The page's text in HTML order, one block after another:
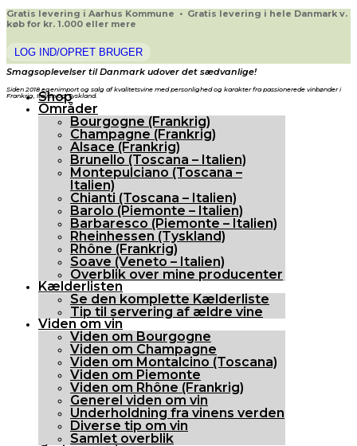
Gratis levering i Aarhus Kommune • Gratis levering i hele Danmark v.
køb for kr. 1.000 eller mere
LOG IND/OPRET BRUGER
Smagsoplevelser til Danmark udover det sædvanlige!
Siden 2018 egenimport og salg af kvalitetsvine med personlighed og karakter fra passionerede vinbønder i
Frankrig, Italien og Tyskland.
Shop
Områder
Bourgogne (Frankrig)
Champagne (Frankrig)
Alsace (Frankrig)
Brunello (Toscana – Italien)
Montepulciano (Toscana –
Italien)
Chianti (Toscana – Italien)
Barolo (Piemonte – Italien)
Barbaresco (Piemonte – Italien)
Rheinhessen (Tyskland)
Rhône (Frankrig)
Soave (Veneto – Italien)
Overblik over mine producenter
Kælderlisten
Se den komplette Kælderliste
Tip til servering af ældre vine
Viden om vin
Viden om Bourgogne
Viden om Champagne
Viden om Montalcino (Toscana)
Viden om Piemonte
Viden om Rhône (Frankrig)
Generel viden om vin
Underholdning fra vinens verden
Diverse tip om vin
Samlet overblik